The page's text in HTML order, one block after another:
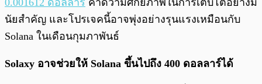
นัยสำคัญ และโปรเจคนี้อาจพุ่งอย่างรุนแรงเหมือนกับ
Solana ในเดือนกุมภาพันธ์
Solaxy อาจช่วยให้ Solana ขึ้นไปถึง 400 ดอลลาร์ได้